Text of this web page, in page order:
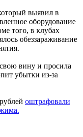
выявил в
оборудование
того, в клубах
обеззараживание
вину и просила
убытки из-за
оштрафовали